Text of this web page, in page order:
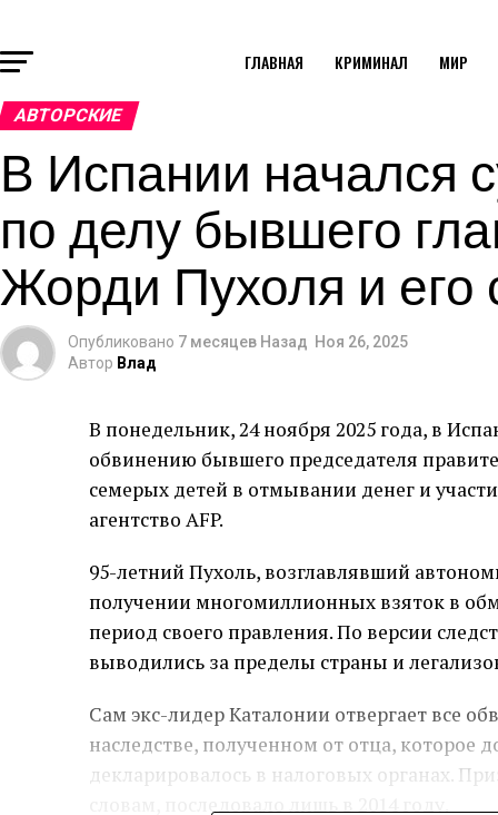
ГЛАВНАЯ КРИМИНАЛ МИР
АВТОРСКИЕ
В Испании начался
по делу бывшего
Жорди Пухоля и его
Опубликовано 7 месяцев Назад Ноя 26, 2025
Автор Влад
В понедельник, 24 ноября 2025 года, в
обвинению бывшего председателя
семерых детей в отмывании денег и
агентство AFP.
95-летний Пухоль, возглавлявший
получении многомиллионных взяток в
период своего правления. По версии
выводились за пределы страны и
Сам экс-лидер Каталонии отвергает все
наследстве, полученном от отца, которое
декларировалось в налоговых органах.